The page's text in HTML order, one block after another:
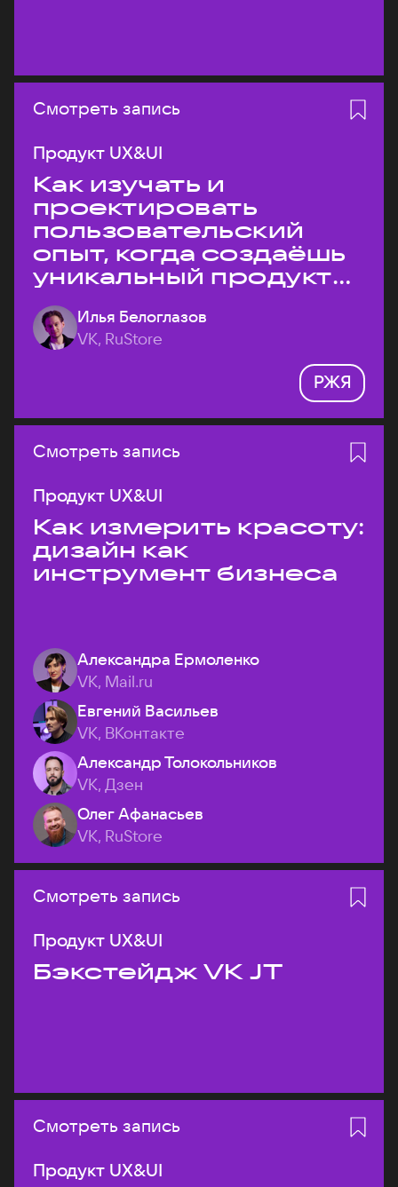
Смотреть запись
Продукт UX&UI
Как изучать и
проектировать
пользовательский
опыт, когда создаёшь
уникальный продукт
на рынке?
Илья Белоглазов
VK, RuStore
РЖЯ
Смотреть запись
Продукт UX&UI
Как измерить красоту:
дизайн как
инструмент бизнеса
Александра Ермоленко
VK, Mail.ru
Евгений Васильев
VK, ВКонтакте
Александр Толокольников
VK, Дзен
Олег Афанасьев
VK, RuStore
Смотреть запись
Продукт UX&UI
Бэкстейдж VK JT
Смотреть запись
Продукт UX&UI